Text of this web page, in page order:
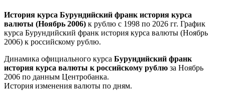
История курса Бурундийский франк история курса
валюты (Ноябрь 2006) к рублю с 1998 по 2026 гг. График
курса Бурундийский франк история курса валюты (Ноябрь
2006) к российскому рублю.
Динамика официального курса Бурундийский франк
история курса валюты к российскому рублю за Ноябрь
2006 по данным Центробанка.
История изменения валюты по дням.